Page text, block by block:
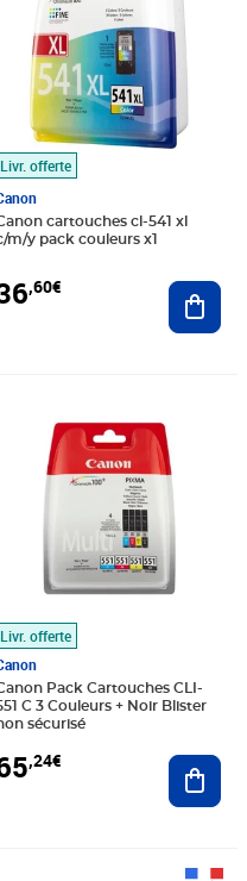
au panier
Livr. offerte
cartouches cl-541 xl
m/y pack couleurs x1
,60€
au panier
Livr. offerte
Pack Cartouches CLI-
C 3 Couleurs + Noir Blister
sécurisé
,24€